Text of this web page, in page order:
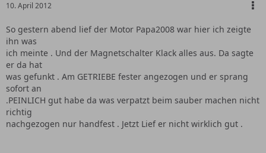
10. April 2012
So gestern abend lief der Motor Papa2008 war hier ich zeigte
ihn was
ich meinte . Und der Magnetschalter Klack alles aus. Da sagte
er da hat
was gefunkt . Am GETRIEBE fester angezogen und er sprang
sofort an
.PEINLICH gut habe da was verpatzt beim sauber machen nicht
richtig
nachgezogen nur handfest . Jetzt Lief er nicht wirklich gut .